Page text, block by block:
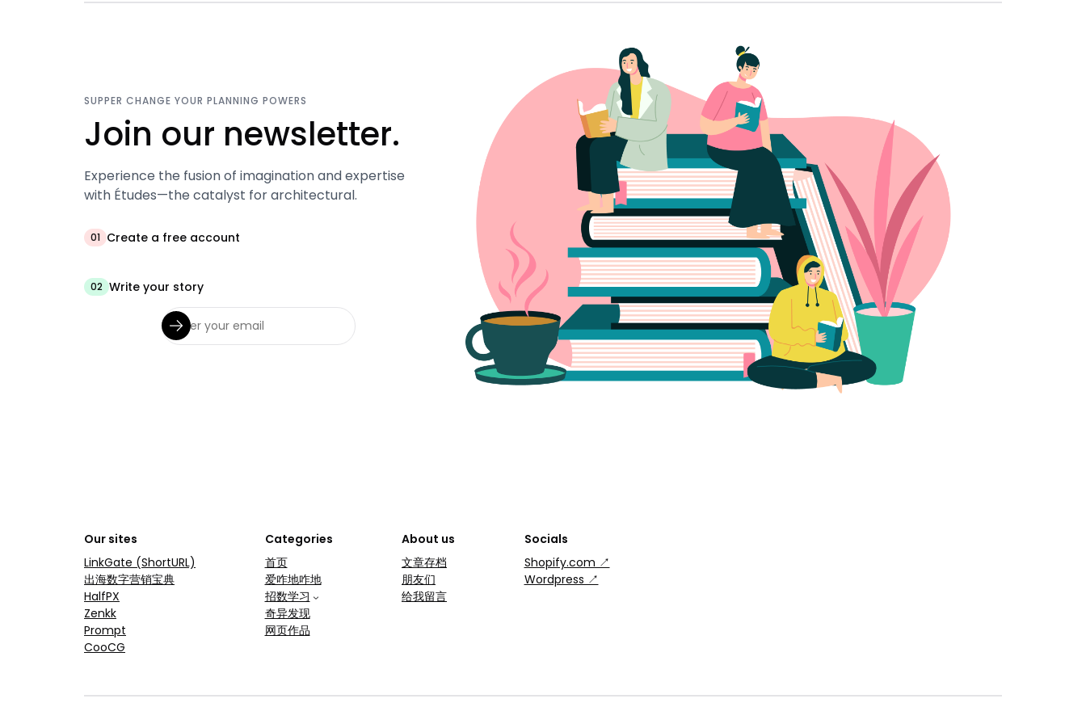
SUPPER CHANGE YOUR PLANNING POWERS
Join our newsletter.
Experience the fusion of imagination and expertise
with Études—the catalyst for architectural.
01 Create a free account
02 Write your story
Our sites
LinkGate (ShortURL)
出海数字营销宝典
HalfPX
Zenkk
Prompt
CooCG
Categories
首页
爱咋地咋地
招数学习
奇异发现
网页作品
About us
文章存档
朋友们
给我留言
Socials
Shopify.com ↗
Wordpress ↗